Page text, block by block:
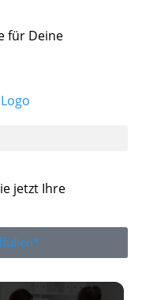
für Deine
jetzt Ihre